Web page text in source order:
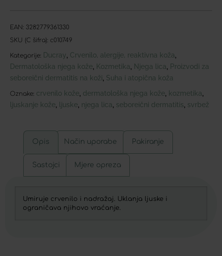
EAN: 3282779361330
SKU (C šifra): c010749
Kategorije: Ducray, Crvenilo, alergije, reaktivna koža,
Dermatološka njega kože, Kozmetika, Njega lica, Proizvodi za
seboreični dermatitis na koži, Suha i atopična koža
Oznake: crvenilo kože, dermatološka njega kože, kozmetika,
ljuskanje kože, ljuske, njega lica, seboreični dermatitis, svrbež
Opis Način uporabe Pakiranje
Sastojci Mjere opreza
Umiruje crvenilo i nadražaj. Uklanja ljuske i
ograničava njihovo vraćanje.